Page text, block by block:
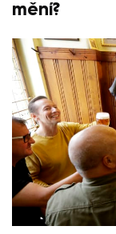
mění?